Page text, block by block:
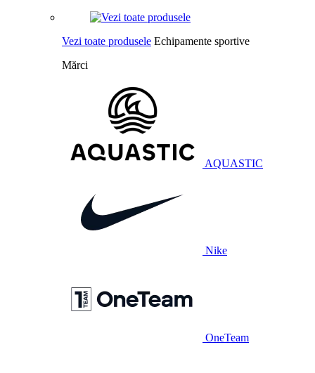
Vezi toate produsele Echipamente sportive
Mărci
AQUASTIC
Nike
OneTeam